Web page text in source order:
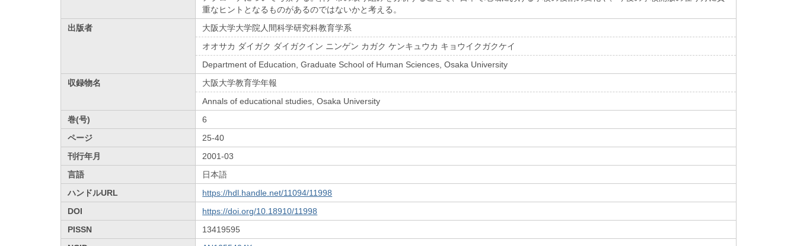
重なヒントとなるものがあるのではないかと考える。
出版者
大阪大学大学院人間科学研究科教育学系
オオサカ ダイガク ダイガクイン ニンゲン カガク ケンキュウカ キョウイクガクケイ
Department of Education, Graduate School of Human Sciences, Osaka University
収録物名
大阪大学教育学年報
Annals of educational studies, Osaka University
巻(号)
6
ページ
25-40
刊行年月
2001-03
言語
日本語
ハンドルURL
https://hdl.handle.net/11094/11998
DOI
https://doi.org/10.18910/11998
PISSN
13419595